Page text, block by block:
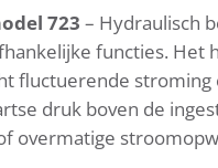
723 – Hydraulisch
functies. Het
fluctuerende
druk boven de
overmatige